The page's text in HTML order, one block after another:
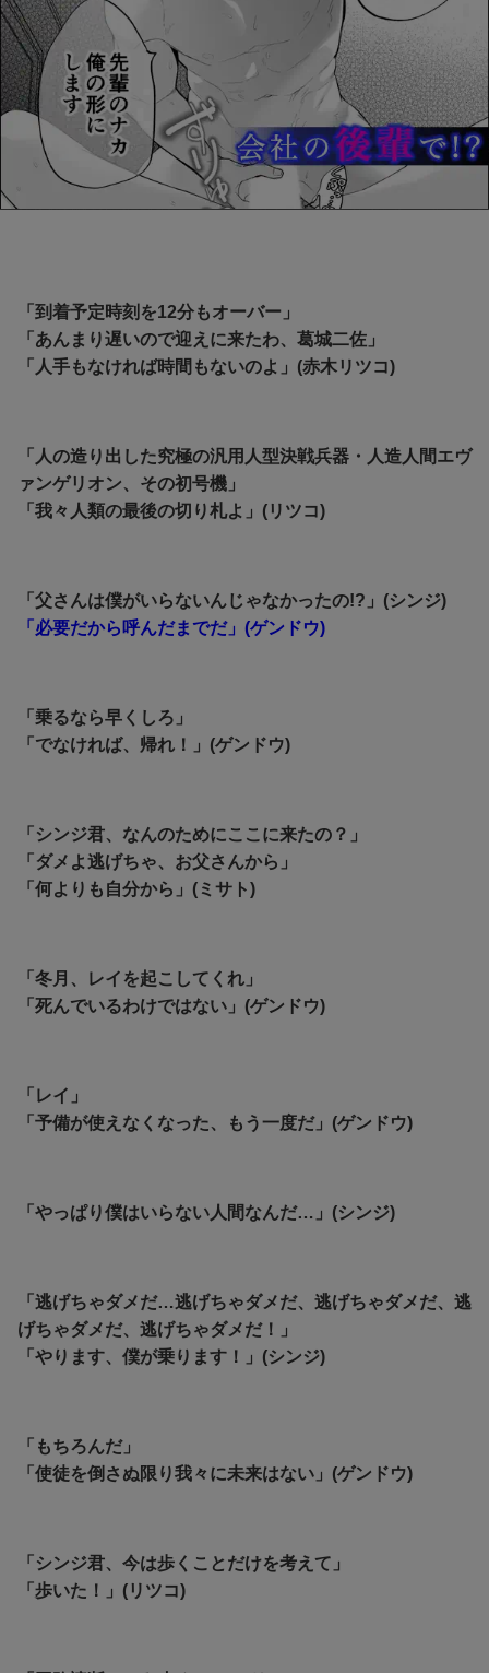
「到着予定時刻を12分もオーバー」
「あんまり遅いので迎えに来たわ、葛城二佐」
「人手もなければ時間もないのよ」(赤木リツコ)
「人の造り出した究極の汎用人型決戦兵器・人造人間エヴ
ァンゲリオン、その初号機」
「我々人類の最後の切り札よ」(リツコ)
「父さんは僕がいらないんじゃなかったの!?」(シンジ)
「必要だから呼んだまでだ」(ゲンドウ)
「乗るなら早くしろ」
「でなければ、帰れ！」(ゲンドウ)
「シンジ君、なんのためにここに来たの？」
「ダメよ逃げちゃ、お父さんから」
「何よりも自分から」(ミサト)
「冬月、レイを起こしてくれ」
「死んでいるわけではない」(ゲンドウ)
「レイ」
「予備が使えなくなった、もう一度だ」(ゲンドウ)
「やっぱり僕はいらない人間なんだ…」(シンジ)
「逃げちゃダメだ…逃げちゃダメだ、逃げちゃダメだ、逃
げちゃダメだ、逃げちゃダメだ！」
「やります、僕が乗ります！」(シンジ)
「もちろんだ」
「使徒を倒さぬ限り我々に未来はない」(ゲンドウ)
「シンジ君、今は歩くことだけを考えて」
「歩いた！」(リツコ)